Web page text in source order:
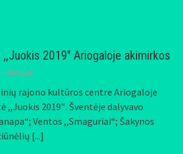
2019″ Ariogaloje akimirkos
rajono kultūros centre Ariogaloje
,,Juokis 2019″. Šventėje dalyvavo
Ventos ,,Smaguriai“; Šakynos
[...]